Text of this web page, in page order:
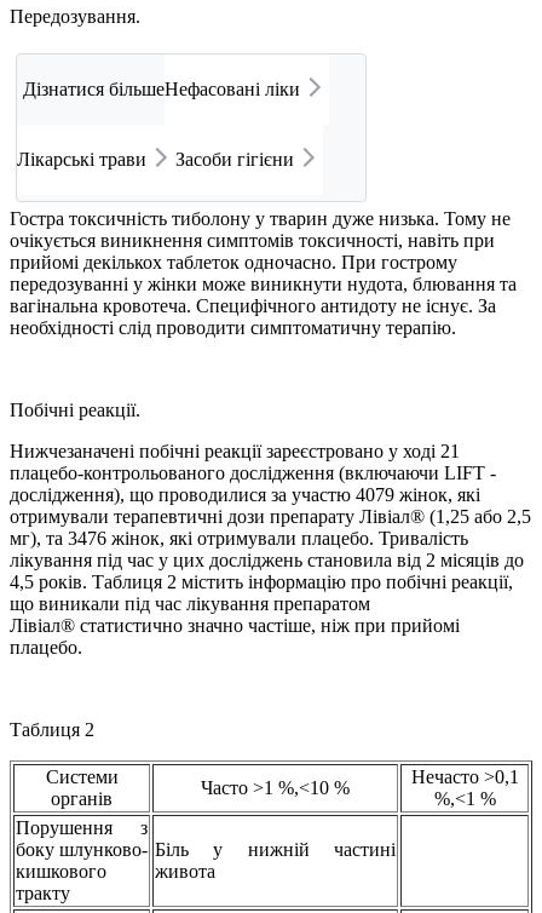
Передозування.
Дізнатися більшеНефасовані ліки
Лікарські трави Засоби гігієни
Гостра токсичність тиболону у тварин дуже низька. Тому не
очікується виникнення симптомів токсичності, навіть при
прийомі декількох таблеток одночасно. При гострому
передозуванні у жінки може виникнути нудота, блювання та
вагінальна кровотеча. Специфічного антидоту не існує. За
необхідності слід проводити симптоматичну терапію.
Побічні реакції.
Нижчезаначені побічні реакції зареєстровано у ході 21
плацебо-контрольованого дослідження (включаючи LIFT -
дослідження), що проводилися за участю 4079 жінок, які
отримували терапевтичні дози препарату Лівіал® (1,25 або 2,5
мг), та 3476 жінок, які отримували плацебо. Тривалість
лікування під час у цих досліджень становила від 2 місяців до
4,5 років. Таблиця 2 містить інформацію про побічні реакції,
що виникали під час лікування препаратом
Лівіал® статистично значно частіше, ніж при прийомі
плацебо.
Таблиця 2
Системи
органів
Часто >1 %,<10 %
Нечасто >0,1
%,<1 %
Порушення з
боку шлунково-
кишкового
тракту
Біль у нижній частині
живота